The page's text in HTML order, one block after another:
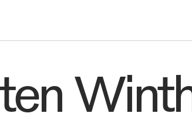
vi er